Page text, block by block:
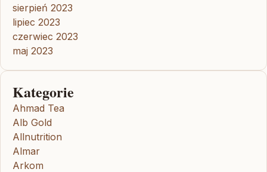
sierpień 2023
lipiec 2023
czerwiec 2023
maj 2023
Kategorie
Ahmad Tea
Alb Gold
Allnutrition
Almar
Arkom